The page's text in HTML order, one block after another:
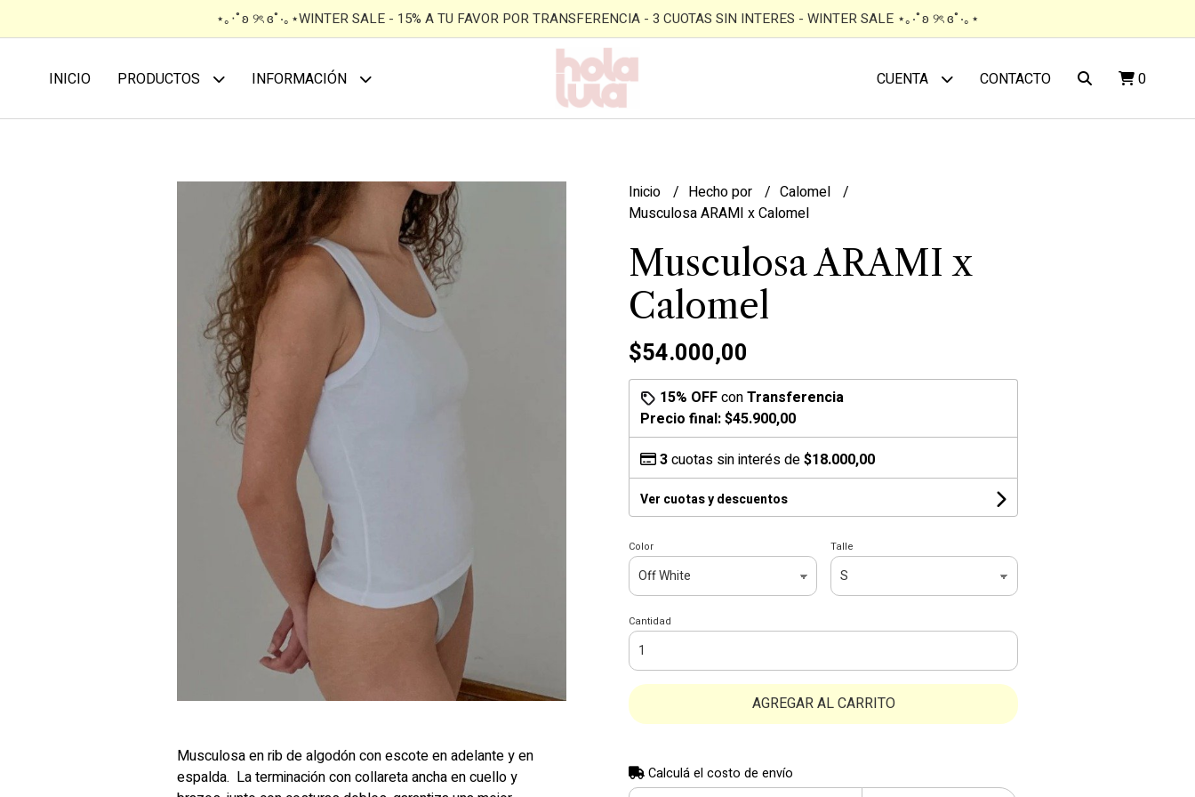
⋆｡‧˚ʚ ୨ৎ ɞ˚‧｡⋆WINTER SALE - 15% A TU FAVOR POR TRANSFERENCIA - 3 CUOTAS SIN INTERES - WINTER SALE ⋆｡‧˚ʚ ୨ৎ ɞ˚‧｡⋆
INICIO PRODUCTOS INFORMACIÓN CUENTA CONTACTO 0
Musculosa en rib de algodón con escote en adelante y en
espalda. La terminación con collareta ancha en cuello y
Inicio Hecho por
Calomel
Musculosa ARAMI x Calomel
Musculosa ARAMI x
Calomel
$54.000,00
15% OFFconTransferencia
Precio final:$45.900,00
3cuotas sin interés de$18.000,00
Ver cuotas y descuentos
Color Talle
Cantidad
AGREGAR AL CARRITO
Calculá el costo de envío